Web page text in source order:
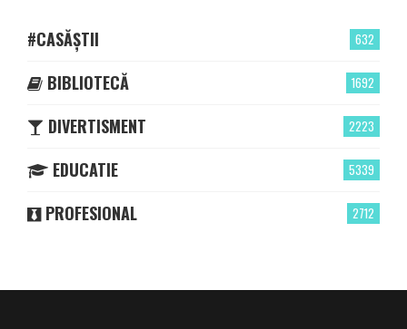
632
#CASĂȘTII
1692
BIBLIOTECĂ
2223
DIVERTISMENT
5339
EDUCATIE
2712
PROFESIONAL